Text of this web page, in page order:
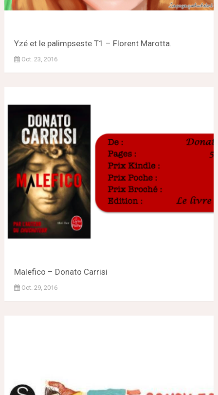
Yzé et le palimpseste T1 – Florent Marotta.
Oct. 23, 2016
Malefico – Donato Carrisi
Oct. 29, 2016